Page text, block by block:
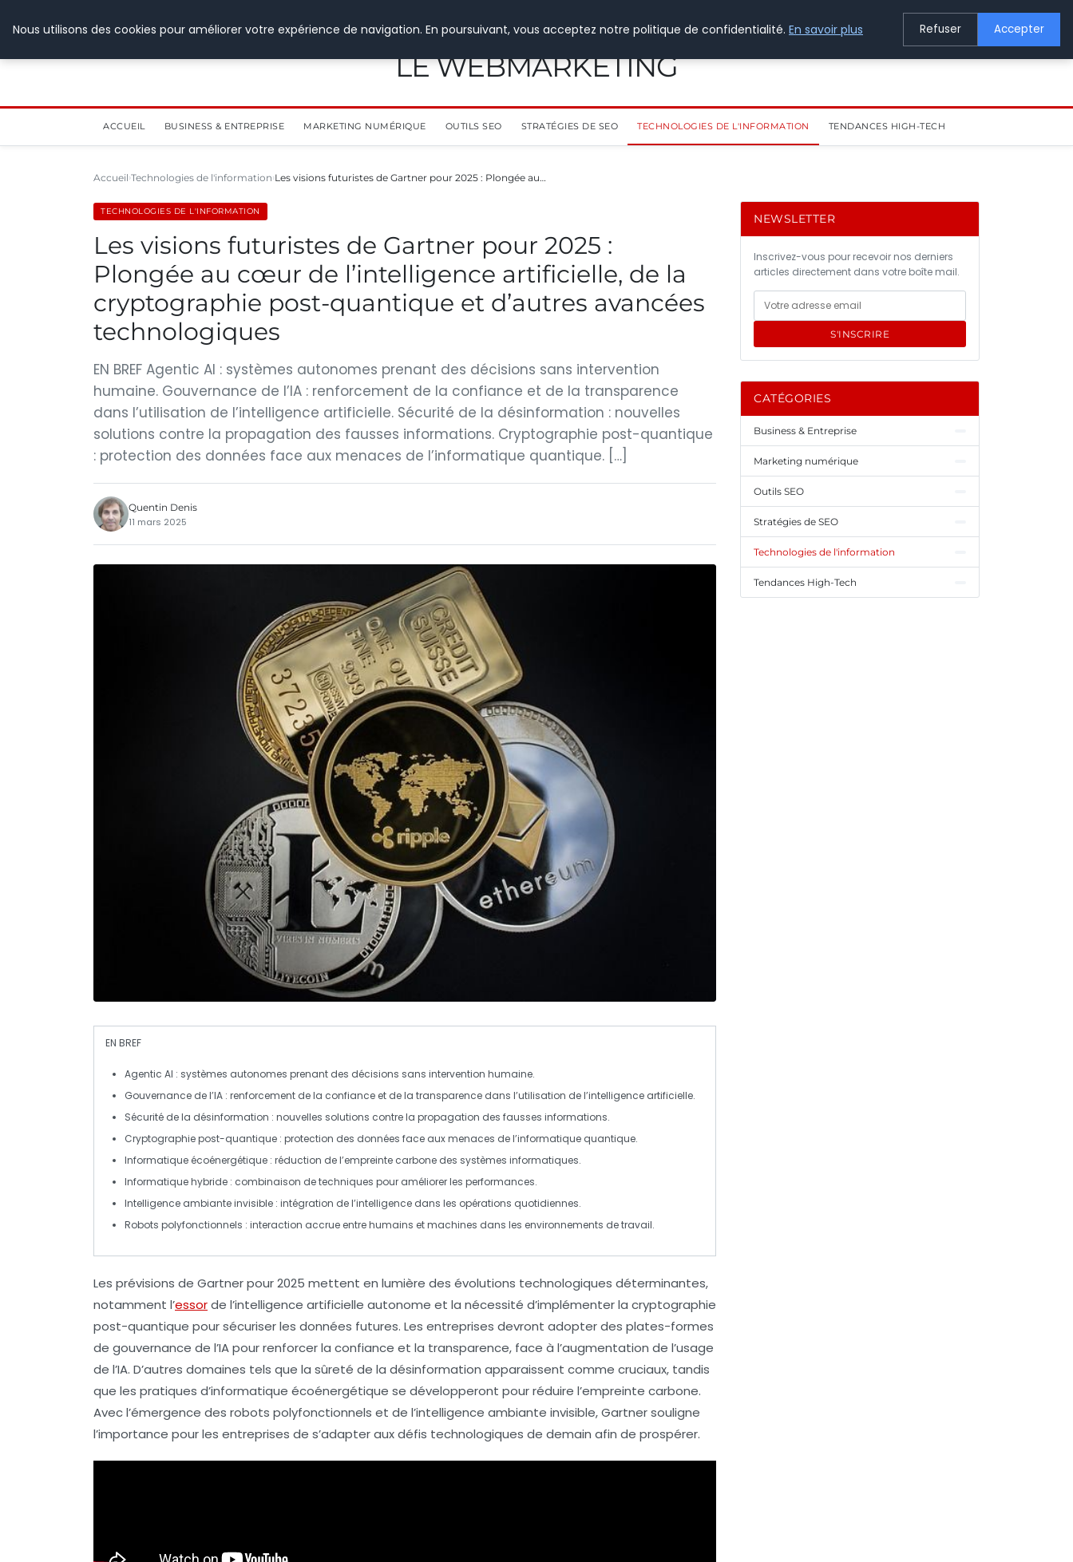
LE WEBMARKETING
ACCUEIL BUSINESS & ENTREPRISE MARKETING NUMÉRIQUE OUTILS SEO STRATÉGIES DE SEO TECHNOLOGIES DE L'INFORMATION TENDANCES HIGH-TECH
Accueil Technologies de l'information Les visions futuristes de Gartner pour 2025 : Plongée au…
TECHNOLOGIES DE L'INFORMATION
Les visions futuristes de Gartner pour 2025 :
Plongée au cœur de l’intelligence artificielle, de la
cryptographie post-quantique et d’autres avancées
technologiques
EN BREF Agentic AI : systèmes autonomes prenant des décisions sans intervention
humaine. Gouvernance de l’IA : renforcement de la confiance et de la transparence
dans l’utilisation de l’intelligence artificielle. Sécurité de la désinformation : nouvelles
solutions contre la propagation des fausses informations. Cryptographie post-quantique
: protection des données face aux menaces de l’informatique quantique. […]
Quentin Denis
11 mars 2025
EN BREF
Agentic AI : systèmes autonomes prenant des décisions sans intervention humaine.
Gouvernance de l’IA : renforcement de la confiance et de la transparence dans l’utilisation de l’intelligence artificielle.
Sécurité de la désinformation : nouvelles solutions contre la propagation des fausses informations.
Cryptographie post-quantique : protection des données face aux menaces de l’informatique quantique.
Informatique écoénergétique : réduction de l’empreinte carbone des systèmes informatiques.
Informatique hybride : combinaison de techniques pour améliorer les performances.
Intelligence ambiante invisible : intégration de l’intelligence dans les opérations quotidiennes.
Robots polyfonctionnels : interaction accrue entre humains et machines dans les environnements de travail.
Les prévisions de Gartnerpour 2025 mettent en lumière des évolutions technologiques déterminantes,
notamment l’essorde l’intelligence artificielle autonome et la nécessité d’implémenter la cryptographie
post-quantique pour sécuriser les données futures. Les entreprises devront adopter des plates-formes
de gouvernance de l’IApour renforcer la confiance et la transparence, face à l’augmentation de l’usage
de l’IA. D’autres domaines tels que la sûreté de la désinformation apparaissent comme cruciaux, tandis
que les pratiques d’informatique écoénergétique se développeront pour réduire l’empreinte carbone.
Avec l’émergence des robots polyfonctionnels et de l’intelligence ambiante invisible, Gartner souligne
l’importance pour les entreprises de s’adapter aux défis technologiques de demain afin de prospérer.
NEWSLETTER
Inscrivez-vous pour recevoir nos derniers
articles directement dans votre boîte mail.
S'INSCRIRE
CATÉGORIES
Business & Entreprise
Marketing numérique
Outils SEO
Stratégies de SEO
Technologies de l'information
Tendances High-Tech
Nous utilisons des cookies pour améliorer votre expérience de navigation. En poursuivant, vous acceptez notre politique de confidentialité. En savoir plus Refuser Accepter